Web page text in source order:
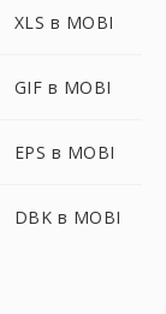
XLS в MOBI
GIF в MOBI
EPS в MOBI
DBK в MOBI